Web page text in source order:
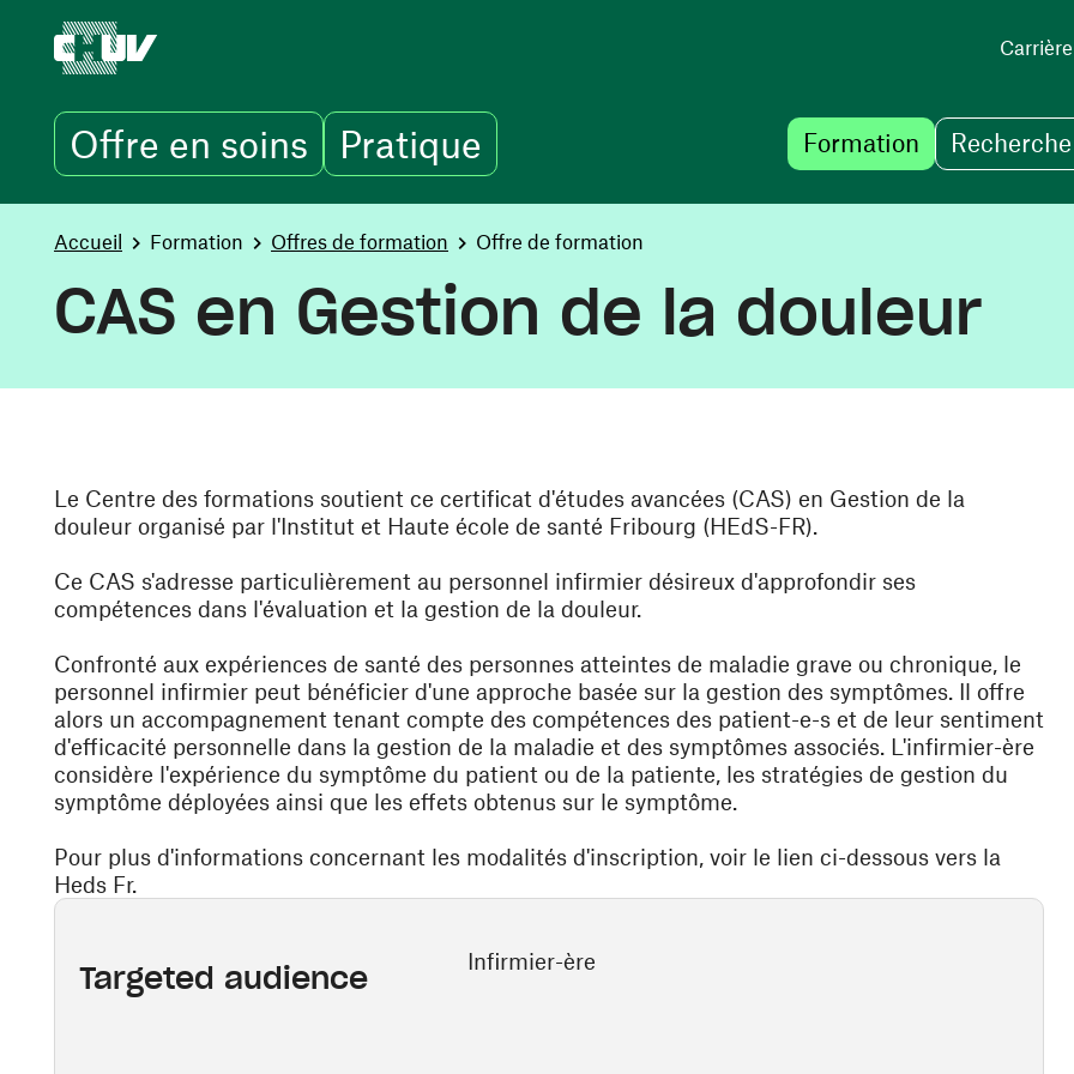
Carrière
Offre en soins Pratique Formation
You are here:
Accueil Formation Offres de formation Offre de formation
CAS en Gestion de la douleur
Le Centre des formations soutient ce certificat d'études avancées (CAS) en Gestion de la
douleur organisé par l'Institut et Haute école de santé Fribourg (HEdS-FR).
Ce CAS s'adresse particulièrement au personnel infirmier désireux d'approfondir ses
compétences dans l'évaluation et la gestion de la douleur.
Confronté aux expériences de santé des personnes atteintes de maladie grave ou chronique, le
personnel infirmier peut bénéficier d'une approche basée sur la gestion des symptômes. Il offre
alors un accompagnement tenant compte des compétences des patient-e-s et de leur sentiment
d'efficacité personnelle dans la gestion de la maladie et des symptômes associés. L'infirmier-ère
considère l'expérience du symptôme du patient ou de la patiente, les stratégies de gestion du
symptôme déployées ainsi que les effets obtenus sur le symptôme.
Pour plus d'informations concernant les modalités d'inscription, voir le lien ci-dessous vers la
Heds Fr.
Targeted audience Infirmier-ère